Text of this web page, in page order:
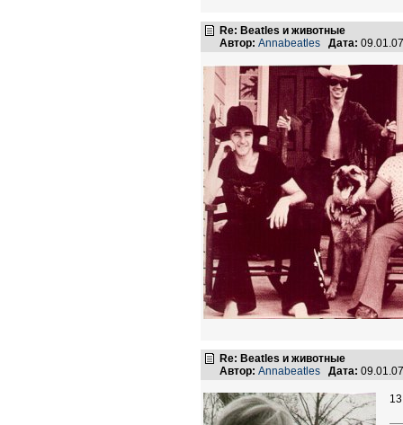
Re: Beatles и животные
Автор: Annabeatles Дата:
Re: Beatles и животные
Автор: Annabeatles Дата:
13